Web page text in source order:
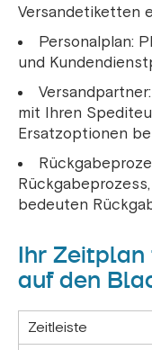
Versandetiketten
Personalplan:
und
mit Ihren
Ersatzoptionen
bedeuten
Ihr Zeitplan
auf den
Zeitleiste